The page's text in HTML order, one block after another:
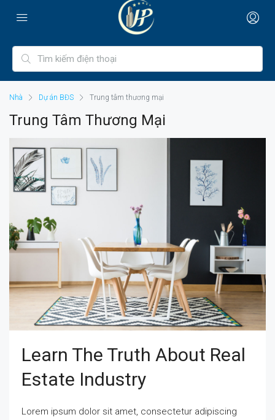
Nhà Dự án BĐS Trung tâm thương mại
Trung Tâm Thương Mại
Learn The Truth About Real
Estate Industry
Lorem ipsum dolor sit amet, consectetur adipiscing